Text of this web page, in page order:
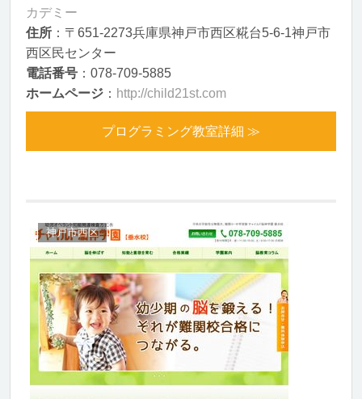
カデミー
住所 ：〒651-2273兵庫県神戸市西区糀台5-6-1神戸市
西区民センター
電話番号 ：078-709-5885
ホームページ ： http://child21st.com
プログラミング教室詳細 ≫
神戸市西区